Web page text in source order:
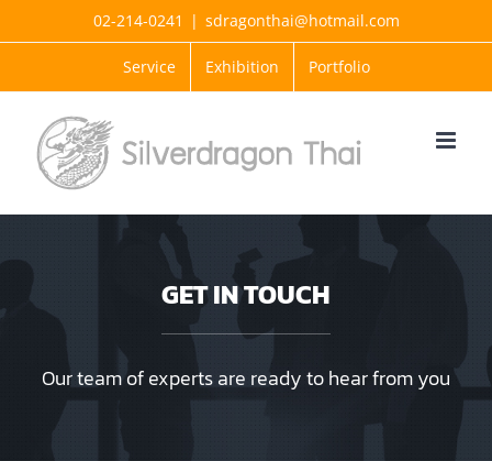
content
02-214-0241 | sdragonthai@hotmail.com
Service Exhibition Portfolio
GET IN TOUCH
Our team of experts are ready to hear from you